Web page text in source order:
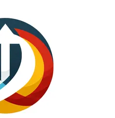
op je